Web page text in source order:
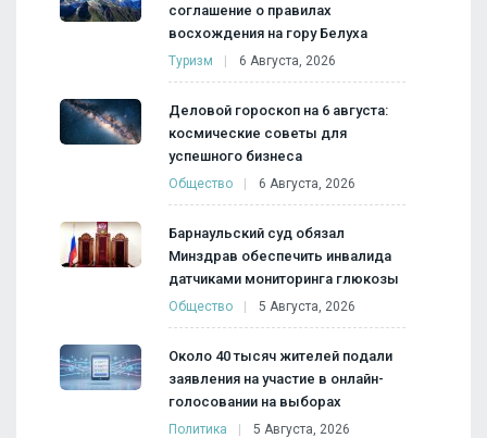
соглашение о правилах
восхождения на гору Белуха
Туризм 6 Августа, 2026
Деловой гороскоп на 6 августа:
космические советы для
успешного бизнеса
Общество 6 Августа, 2026
Барнаульский суд обязал
Минздрав обеспечить инвалида
датчиками мониторинга глюкозы
Общество 5 Августа, 2026
Около 40 тысяч жителей подали
заявления на участие в онлайн-
голосовании на выборах
Политика 5 Августа, 2026